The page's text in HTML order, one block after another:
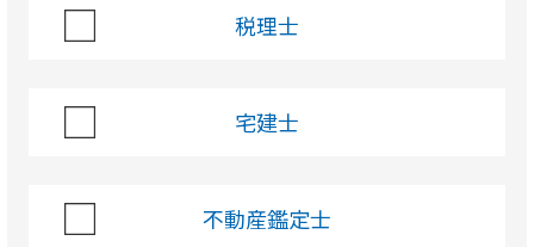
税理士
宅建士
不動産鑑定士